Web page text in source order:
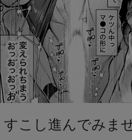
すこし進んでみま